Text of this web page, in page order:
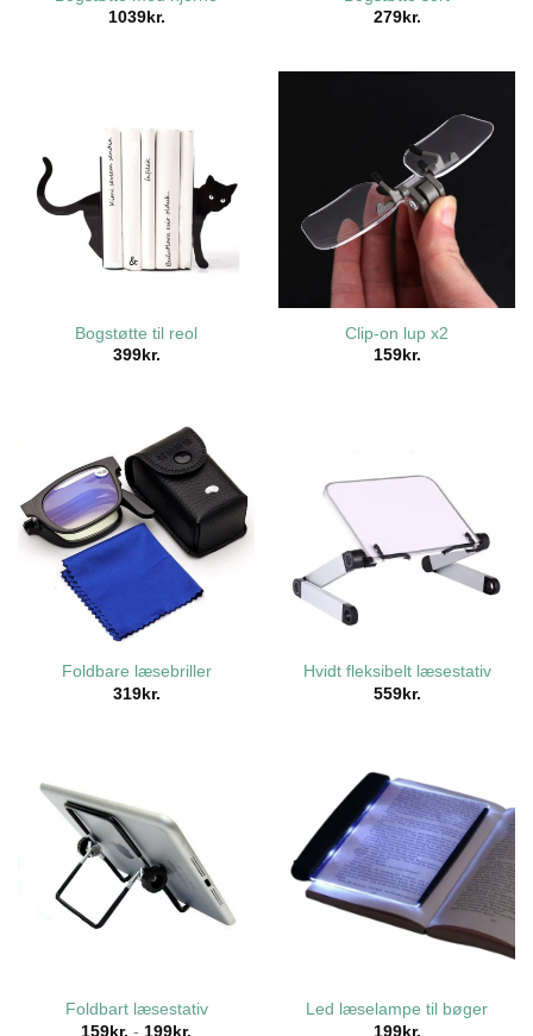
1039kr.
279kr.
Bogstøtte til reol
399kr.
Clip-on lup x2
159kr.
Foldbare læsebriller
319kr.
Hvidt fleksibelt læsestativ
559kr.
Foldbart læsestativ
159 kr. - 199 kr.
Led læselampe til bøger
199kr.